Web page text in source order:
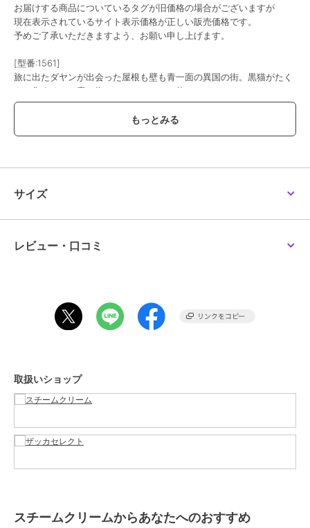
お届けする商品についているタグが旧価格の場合がございますが
現在表示されているサイト表示価格が正しい販売価格です。
予めご了承いただきますよう、お願い申し上げます。
[型番:1561]
旅に出たダヤンが出会った屋根も壁も青一面の異国の街。黒猫がたく
さん集まるこの青い街で、ちょっとひと休み。
この商品は、不良品のみ返品を承ります
性別タイプ
＊＊
サイズ
レビュー・口コミ
取扱いショップ
スチームクリームからあなたへのおすすめ